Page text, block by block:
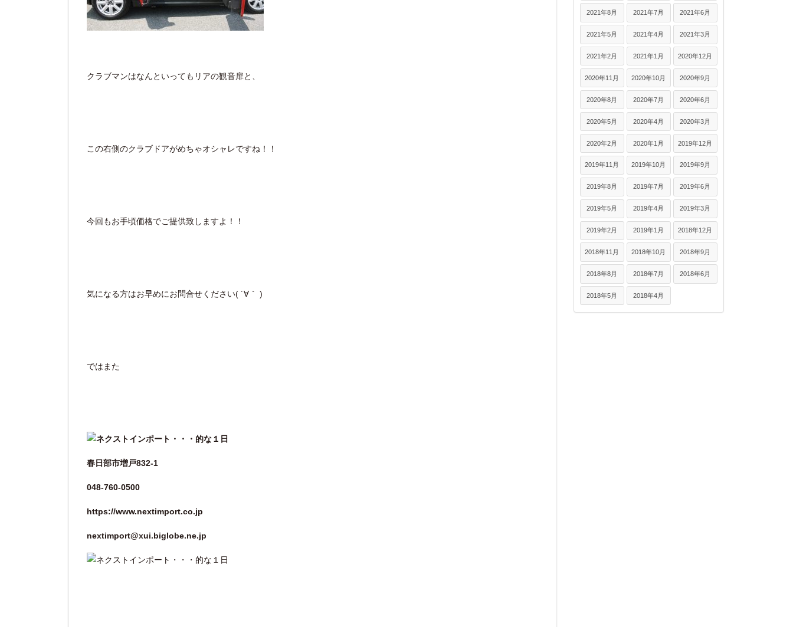
クラブマンはなんといってもリアの観音扉と、
この右側のクラブドアがめちゃオシャレですね！！
今回もお手頃価格でご提供致しますよ！！
気になる方はお早めにお問合せください( ´∀｀ )
ではまた
春日部市増戸832-1
048-760-0500
https://www.nextimport.co.jp
nextimport@xui.biglobe.ne.jp
2021年8月 2021年7月 2021年6月
2021年5月 2021年4月 2021年3月
2021年2月 2021年1月 2020年12月
2020年11月 2020年10月 2020年9月
2020年8月 2020年7月 2020年6月
2020年5月 2020年4月 2020年3月
2020年2月 2020年1月 2019年12月
2019年11月 2019年10月 2019年9月
2019年8月 2019年7月 2019年6月
2019年5月 2019年4月 2019年3月
2019年2月 2019年1月 2018年12月
2018年11月 2018年10月 2018年9月
2018年8月 2018年7月 2018年6月
2018年5月 2018年4月